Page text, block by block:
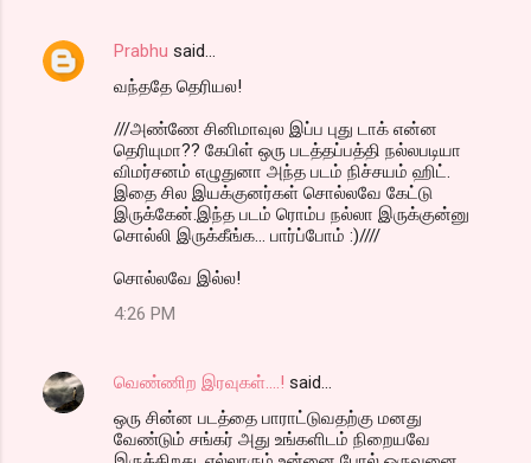
Prabhu said…
வந்ததே தெரியல!
///அண்ணே சினிமாவுல இப்ப புது டாக் என்ன
தெரியுமா?? கேபிள் ஒரு படத்தப்பத்தி நல்லபடியா
விமர்சனம் எழுதுனா அந்த படம் நிச்சயம் ஹிட்.
இதை சில இயக்குனர்கள் சொல்லவே கேட்டு
இருக்கேன்.இந்த படம் ரொம்ப நல்லா இருக்குன்னு
சொல்லி இருக்கீங்க... பார்ப்போம் :)////
சொல்லவே இல்ல!
4:26 PM
வெண்ணிற இரவுகள்....! said…
ஒரு சின்ன படத்தை பாராட்டுவதற்கு மனது
வேண்டும் சங்கர் அது உங்களிடம் நிறையவே